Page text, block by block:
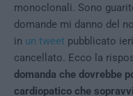
monoclonali. Sono
domande mi danno del
in un tweet pubblicato
cancellato. Ecco la
domanda che dovrebbe
cardiopatico che